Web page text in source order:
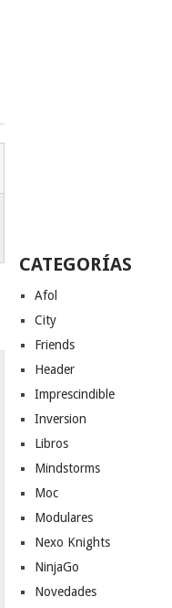
CATEGORÍAS
Afol
City
Friends
Header
Imprescindible
Inversion
Libros
Mindstorms
Moc
Modulares
Nexo Knights
NinjaGo
Novedades